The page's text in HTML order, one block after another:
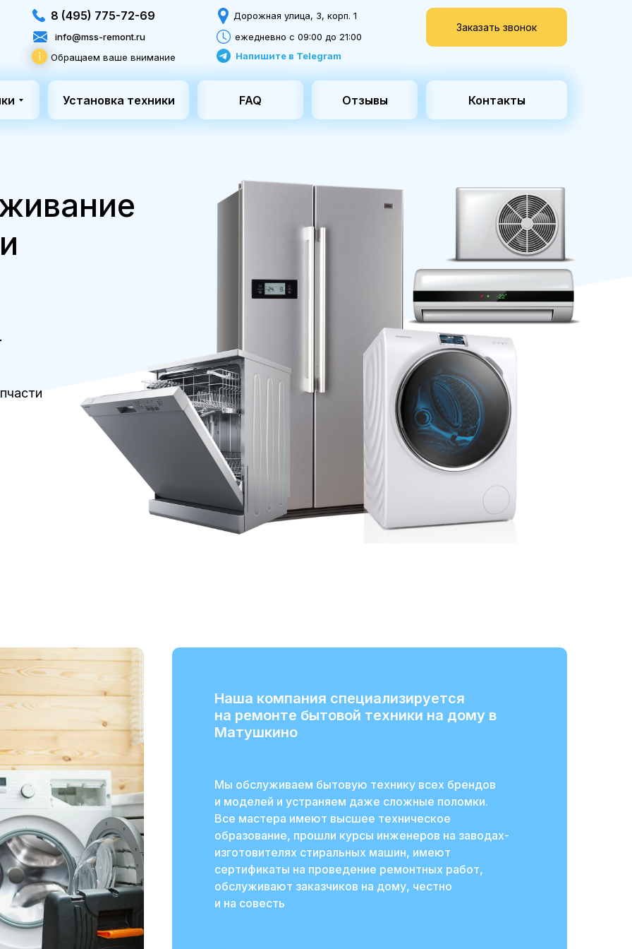
Заказать звонок
8 (495) 775-72-69
Дорожная улица, 3, корп. 1
info@mss-remont.ru
Напишите в Telegram
ежедневно с 09:00 до 21:00
Установка техники FAQ Отзывы Контакты
Обращаем ваше внимание
Наша компания специализируется
на ремонте бытовой техники на дому в
Матушкино
Мы обслуживаем бытовую технику всех брендов
и моделей и устраняем даже сложные поломки.
Все мастера имеют высшее техническое
образование, прошли курсы инженеров на заводах-
изготовителях стиральных машин, имеют
сертификаты на проведение ремонтных работ,
обслуживают заказчиков на дому, честно
и на совесть